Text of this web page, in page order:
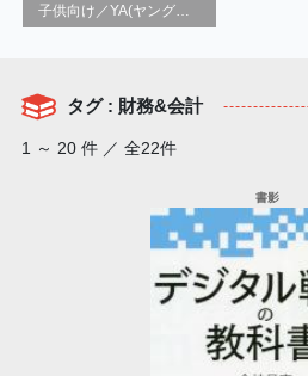
子供向け／YA(ヤングアダルト)向け一般：芸術&芸術家
タグ : 財務&会計
1 ～ 20 件 ／ 全22件